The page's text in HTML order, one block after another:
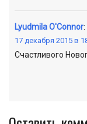
Lyudmila O'Connor:
17 декабря 2015 в
Счастливого